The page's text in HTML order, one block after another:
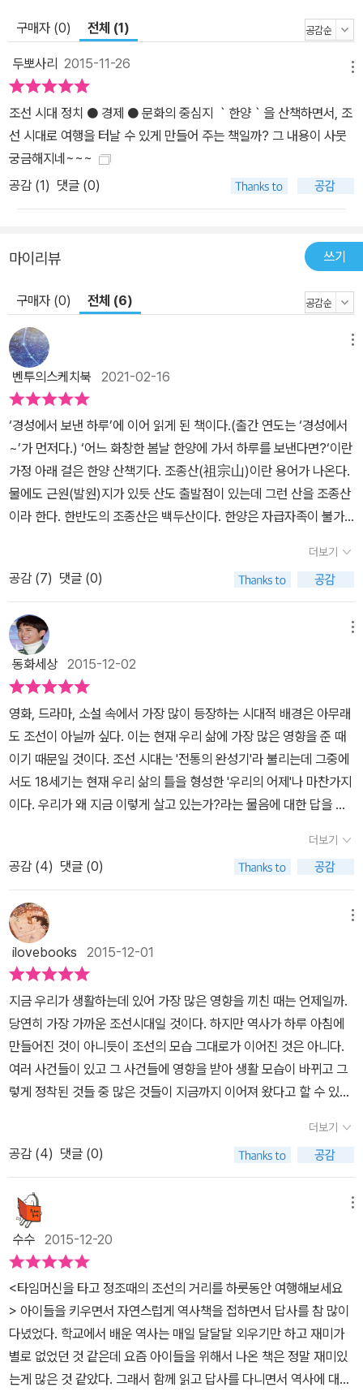
발전한 원인에 대해 생각해 본다. 이렇게 눈으로 보고, 주변 사람에게
서 듣고, 혀로 맛을 본 생생한 한양을 하나로 종합하면, 정치과 경제,
문화와 예술을 망라한‘조선’이라는 큰 지도가 구체적으로 머릿속에
그려지게 될 것이다. 또한 각 장의 끝 부분에 [조선 시대 돋보기]라는
정보면을 넣어, 조선 시대에 대해 꼭 알아야 할 정치적인 변화와 경제
대의 특징에 대해 명확하게 짚어 주려는 의도인 셈이다. 정보면은 본
에 꿰뚫을 수 있도록 중학교 교과서 순서에 맞게 배치하여, 조선 시대
에 대해 잘 모르는 청소년 독자들도 임진왜란 이후 역사의 흐름을 쉽
든 음식을 며느리 한 씨가 차려낸다. 밥, 국, 찌개, 장을 기본으로 하고
반찬 7가지를 더 놓은 상차림이다. 각자 입맛에 따라 더 넣을 수 있도
록 간장.초간장.고추장의 종지를 곁들인다. 아, 맛이 정말 궁금하다!
외람되지만 우리는 여주인 몰래 슬쩍 맛을 본다. 북어무침은 맵지 않
다. 대구전은 기름을 많이 두르지 않고 지져서 담백하다. …(중략) …
아침부터 왜 이렇게 상을 거하게 차렸을까? 조선 시대 사람들은 하루
에 두 끼를 먹고 살았다. 농사일을 많이 하는 여름철에만 한 끼를 더
먹었다. 그래서 아침을 든든하게 먹는 게 버릇이 된 것이다. - 60쪽,
'천하 대식가, 조선 사람의 아침 밥상'에서 200년의 시간을 넘어, 한
양에서 서울을 재발견하다! 조선 왕조의 도읍지 한양은 어느 도시와
해할 수 있는 지름길이다. 1700년대, 문화적으로 전성기를 맞은 조
선의 도읍인 한양은 지금의 서울과 여러모로 비슷하다. 꾸역꾸역 사
람들이 몰려드는 모양새며, 외부에서 물자를 블랙홀처럼 빨아들이는
소비 도시라는 점이며, 교육 여건에 있어서 특혜를 받는 수도라는 이
점 등 한양과 서울은 마치 쌍둥이 같아 보이기까지 한다. 게다가 한양
에 설치된 사부 학당에 다니며 성균관에 들어가기 위해 열심히《소학》
을 외우는 학당 유생들에게서 현재 우리나라 중2의 모습이 겹쳐 보이
는 색다른 경험까지 할 수 있다! 어쨌든 현재 우리나라에 사는 사람이
라면 옛 한양의 모습을 지금의 서울과 비교해 보는 게 가장 쉽게 와 닿
을 것이다. 우리가 여행을 하면서 가장 먼저 현재 내가 살고 있는 곳과
낯선 도시를 비교해 보듯이 말이다. 그런 면에서《조선에서 보낸 하
시인 한양의 자연환경, 사람들, 의식주, 경제 활동 등을 현재 우리 모
현상’,‘교육 문제’등 지금과 유사한 문제점들까지 발견할 수 있기 때문
이다. 청소년 독자들은 조선 시대 역사에 대해 알아가는 것에서 한 발
더 나아가, 과거와 현재를 비교해 보는‘다른 시각’까지 갖추게 될 것이
로 사람들이 모여드는 이유가 어쩌면 이렇게 놀랄 만큼 똑같을까? 마
치 오늘날의 ‘서울 집중 현상’이 18세기 말 한양에서 시작된 것만 같
다. 여태 우리는 조선 왕조의 수도 한양을 구경하며 의도치 않게(?)
지금의 서울과 여러모로 비교해 보았다. 자연환경, 사람들, 의식주, 경
제 활동, 취미 생활 등등……. 200년 넘는 시간 차이 속에서도 한양과
서울이 묘하게 겹쳐 보이는 건, 비단 같은 장소이기 때문만은 아닐 것
이다. 한양에 사는 학당 유생과 지금 우리 청소년들의 처지가 다른 듯
고, 사람은 한양으로 보내라'에서 조선 시대 풍속화를 통해 실제 한양
을 살펴보다! 교과서뿐만 아니라 앞 다투어 출간되는 어린이, 청소년
대상의 역사 교양서에 실린 그림 이미지들은, 대부분 정보를 제공하
는 부가적인 역할에 머물러 있을 뿐이다. 그러다 보니 그림을 보는 게
글의 흐름을 방해하기도 하고, 글 따로 정보 따로 노는 느낌을 받게 되
기도 한다. 《조선에서 보낸 하루》에서는 그런 점을 피하기 위해 먼저
그림 자료들을 모아 나열하고, 거기에 맞춰 글의 내용을 구성했다. 따
라서 글 안에서 이미 그림 설명이 되는 경우가 많기 때문에, 여행하며
지나치듯 경치를 보는 것처럼 글과 그림이 자연스럽게 어우러진다.
구매자 (0) 전체 (1)
두뽀사리 2015-11-26
조선 시대 정치 ● 경제 ● 문화의 중심지 ｀한양｀을 산책하면서, 조
선 시대로 여행을 터날 수 있게 만들어 주는 책일까? 그 내용이 사뭇
궁금해지네~~~
공감 (1) 댓글 (0)
마이리뷰 쓰기
구매자 (0) 전체 (6)
벤투의스케치북 2021-02-16
‘경성에서 보낸 하루’에 이어 읽게 된 책이다.(출간 연도는 ‘경성에서
~’가 먼저다.) ‘어느 화창한 봄날 한양에 가서 하루를 보낸다면?‘이란
가정 아래 걸은 한양 산책기다. 조종산(祖宗山)이란 용어가 나온다.
물에도 근원(발원)지가 있듯 산도 출발점이 있는데 그런 산을 조종산
이라 한다. 한반도의 조종산은 백두산이다. 한양은 자급자족이 불가
문이다. 그래서 한양 사람들은 날마다 필요한 먹을거리, 생활용품 등
을 도성 밖에서 들여왔다. 북과 징으로 시간을 알리는 것을 보자. 5경
3점을 예로 들자. 5경은 새벽 3시 - 5시다. 북을 다섯 번 치고 징을
세 번 친다.(이것을 다섯 번 되풀이한다.. 경; 更, 점; 點. 경의 아래 단
위인 점은 1경을 5등분한 것이다.) 흥미로운 대목이 나온다. 양반 여
성을 보호하기 위해 이름을 부르지 않고 누구의 처, 애미 등으로 부르
는 것이다. 실제로 역모에 가담한 집안 여성이 노비가 될 경우 이름을
밝히는 것으로 보아 완전히 핑계는 아닌 듯 하다는 말이다. 양반가는
노비 없이는 단 하루도 굴러갈 수 없었다. 노비는 양반가의 재산 목록
1호였다. 노비는 사고팔 수 있었고 자식에게 물려줄 수 있었고 다른
이에게 기증하거나 선물할 수도 있었다. 부모 중 어미가 노비면 자식
도 노비가 된다. 이를 종모법이라 한다. 노비 부부의 주인이 다르면 아
이는 어떻게 될까? 어미를 따른다. 어미쪽 주인에게 아이 소유권이
있다. 노비 주인은 자기 집 남종이 다른 집 여중과 혼인하는 것을 꺼린
서로 떨어져 살 수밖에 없는 상황이 자주 발생할 수 있음을 의미한다.
(54 페이지) 원래 노비(奴婢)의 노는 사내종, 비(婢)는 계집종을 의
미한다. 경복궁 정문인 광화문 앞으로 난 대로인 육조(六曹) 거리는
조선의 행정 타운이다. 좌우에 의정부, 한성부, 이호예병형공의 육조
와 같은 관아(官衙)가 배치되었다. 큰길 후방으로는 하급 관청이나
왕실에 필요한 물건을 조달하는 내수사(內需司), 내자시(內資寺),
내섬시(內贍寺), 제용감(濟用監), 사복시(司僕寺; 병조 소속으로
말과 목장에 관한 일을 맡던 관아) 같은 관아가 군데군데 있다. 조선
의 탈것을 보자. 초헌(軺軒)은 판서가 타는 외바퀴 수레다. 평교자
발급 등)를 맡았다. 그래서 한성부에 호적청(戶籍廳)이 있었다. 마
의청은 동물병원이다. 반수(泮水)는 성균관의 동서에서 흘러내린 물
이 남쪽에서 합쳐진 물을 말한다. 중국 주나라 때 대학 주변에 물을 흐
르게 한 전통을 따른 것인데 조선은 제후국이어서 반만 흐르게 한 것
이다.(오늘날에는 아스팔트로 복개되었다.) 매단다는 의미의 현(懸)
자를 쓰는 현방(懸房)은 푸줏간을 말한다. 한양에서는 반수 건너편
사람들을 반촌 사람들이라 했다. 신분은 성균관에 소속된 노비다. 고
려 말 성리학을 도입한 안향이라는 학자가 자신의 사노비 백여 명을
성균관에 바쳤다. 이 사노비가 반촌 사람들의 조상이다. 그런 인연이
있어서 안향의 후손이 성균관에 입학하면 반촌 사람들은 자신들의 주
인인 양 여겨 지극 정성으로 섬겼다. 반촌 사람들은 성균관과 관련된
온갖 잡일을 하며 산다. 그들은 공자 제사상에 올리는 고기와 유생들
더보기
공감 (7) 댓글 (0)
동화세상2015-12-02
영화, 드라마, 소설 속에서 가장 많이 등장하는 시대적 배경은 아무래
도 조선이 아닐까 싶다. 이는 현재 우리 삶에 가장 많은 영향을 준 때
이기 때문일 것이다. 조선 시대는 '전통의 완성기'라 불리는데 그중에
서도 18세기는 현재 우리 삶의 틀을 형성한 '우리의 어제'나 마찬가지
이다. 우리가 왜 지금 이렇게 살고 있는가?라는 물음에 대한 답을 찾
낯선 풍경 속에서 낯익은 광경을 발견할 수 있다. 이 책은 220여 년
전으로 돌아가, 한양의 골목골목을 누비며 여러 신분과 직업을 가진
조선사람들을 만나면서 그들의 일상생활을 흥미진진하게 탐험하는,
'그다지 특별한 일이 아닌' 가벼운 마음으로 역사 여행을 떠날 수 있는
책으로 과거와 현재를 비교하는 것만으로도 우리는 많은 깨달음을 얻
을 수 있을 것이다. 우리는 한양의 번화한 거리뿐만 아니라 미로같이
꼬불꼬불한 골목을 걸어 다닐 것이다. 여러 곳을 바삐 돌아다니면서
도, 간간이 짬을 내 동네 카페에서 차를 마시는 기분으로 거리를 오가
는 사람들을 구경할 것이다. 때로는 사람들에게 바짝 다가가겠지만,
때로는 멀찌감치 떨어져서 그들을 관찰하는 것으로 만족할 것이다.
어차피 우리는 당일치기 여행객일 뿐이니까. (작가의 말 中) 내사산
이 감싸고 있는 새벽녘의 한양 도성은 익숙하되 낯선 풍경이다. 성문
이 열리면 한양의 하루가 시작되는데 한양 사람들은 종루에서 울리는
파루와 인정에 따라 하루를 시작하고 끝맺는다. 종루의 종소리가 한
기도 전에 등잔불이 환하게 켜지는 사랑채, 출근 준비로 바쁜 규장각
대교 등 한양의 아침은 [1장 종루의 종소리에 사대문이 활짝]에서 시
작되었다. [2장 천하 대식가, 조선 사람의 아침 밥상]에서는 안채 풍
경과 유행을 따르는 양반가 여인들이 몸치장에 관해, 집 안팎을 움직
이는 손발인 노비들의 모습과 아침 밥상을 보여준다. [3장 조선의 행
정 타운, 육조 거리를 가다]에서는 조선의 행정 타운, 육조 거리의 출
근 풍경과 한성부의 다모, 조선의 SNS인 빨래터 등의 모습을, [4장
공중에서 내려다본 한양의 봄]에서는 한양의 성 밖 풍경을 보여준다.
그 밖에도 한양의 핫 플레이스인 운종가의 모습과 조선의 최고 멋쟁
더보기
공감 (4) 댓글 (0)
ilovebooks 2015-12-01
지금 우리가 생활하는데 있어 가장 많은 영향을 끼친 때는 언제일까.
당연히 가장 가까운 조선시대일 것이다. 하지만 역사가 하루 아침에
만들어진 것이 아니듯이 조선의 모습 그대로가 이어진 것은 아니다.
여러 사건들이 있고 그 사건들에 영향을 받아 생활 모습이 바뀌고 그
렇게 정착된 것들 중 많은 것들이 지금까지 이어져 왔다고 할 수 있다.
될 것이고. 따라서 우리와 가장 가까운 생각, 풍습 등이 조선 후기에서
부터라고 볼 수 있다. '여행기이기는 해도 이 책은 어엿한 역사책이
다. 굳이 분류해 보자면, 조선의 생활사나 풍속사에 관한 책에 속할 것
이다. 하고많은 역사책 중에서 왜 하필 생활사냐고? 크고 작은 건물,
거리 풍경, 다양한 사람들 등 220년 전 한양의 소소한 일상을 만나 본
경험이, 조선의 역사를 큰 그림으로 바라볼 때 든든한 밑바탕이 되었
으면 하는 바람에서이다. '...(작가의 말 중) 작가의 말 중 위의 말이
이 책을 가장 잘 설명해 놓은 글인 것 같다. 우선 이 책은 우리가 관중
이 되어 마치 다큐멘터리를 보듯 조선의 곳곳을 관찰하는 형식을 띠
고 있다. 때론 위에서 전체적으로 조망하기도 하고 때론 가까이 다가
가 그들의 생활을 들여다 보거나 맛을 보고 듣기도 하며 그들이 어떤
삶을 살고 있는지를 자세히 들여다 보는 것이다. 그래서 작가는 이 책
더보기
공감 (4) 댓글 (0)
수수 2015-12-20
<타임머신을 타고 정조때의 조선의 거리를 하룻동안 여행해보세요
> 아이들을 키우면서 자연스럽게 역사책을 접하면서 답사를 참 많이
다녔었다. 학교에서 배운 역사는 매일 달달달 외우기만 하고 재미가
별로 없었던 것 같은데 요즘 아이들을 위해서 나온 책은 정말 재미있
는게 많은 것 같았다. 그래서 함께 읽고 답사를 다니면서 역사에 대해